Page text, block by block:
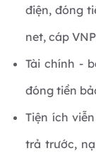
điện, đóng
net, cáp
Tài chính -
đóng tiền
Tiện ích
trả trước,